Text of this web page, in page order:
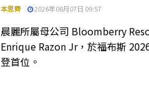
本思齊 2026年08月07日 09:57
晨麗所屬母公司 Bloomberry
Enrique Razon Jr，於福布斯
登首位。